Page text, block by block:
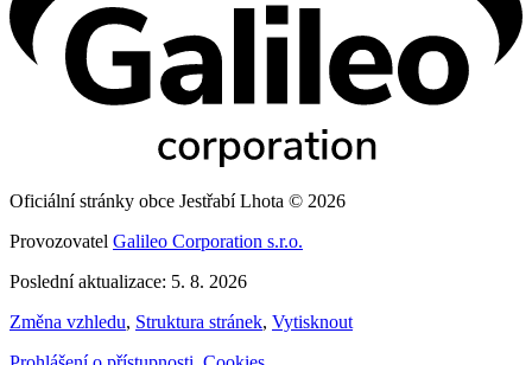
Oficiální stránky obce Jestřabí Lhota © 2026
Provozovatel Galileo Corporation s.r.o.
Poslední aktualizace: 5. 8. 2026
Změna vzhledu, Struktura stránek, Vytisknout